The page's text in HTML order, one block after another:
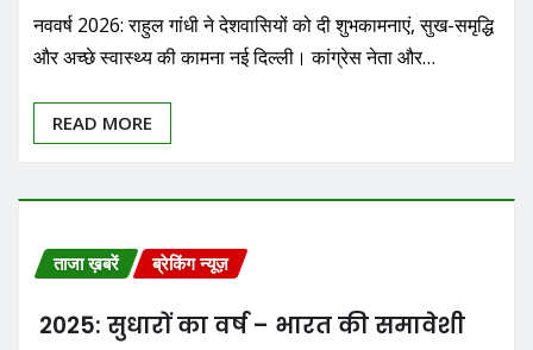
नववर्ष 2026: राहुल गांधी ने देशवासियों को दी शुभकामनाएं, सुख-समृद्धि
और अच्छे स्वास्थ्य की कामना नई दिल्ली। कांग्रेस नेता और…
READ MORE
ताजा ख़बरें ब्रेकिंग न्यूज़
2025: सुधारों का वर्ष – भारत की समावेशी